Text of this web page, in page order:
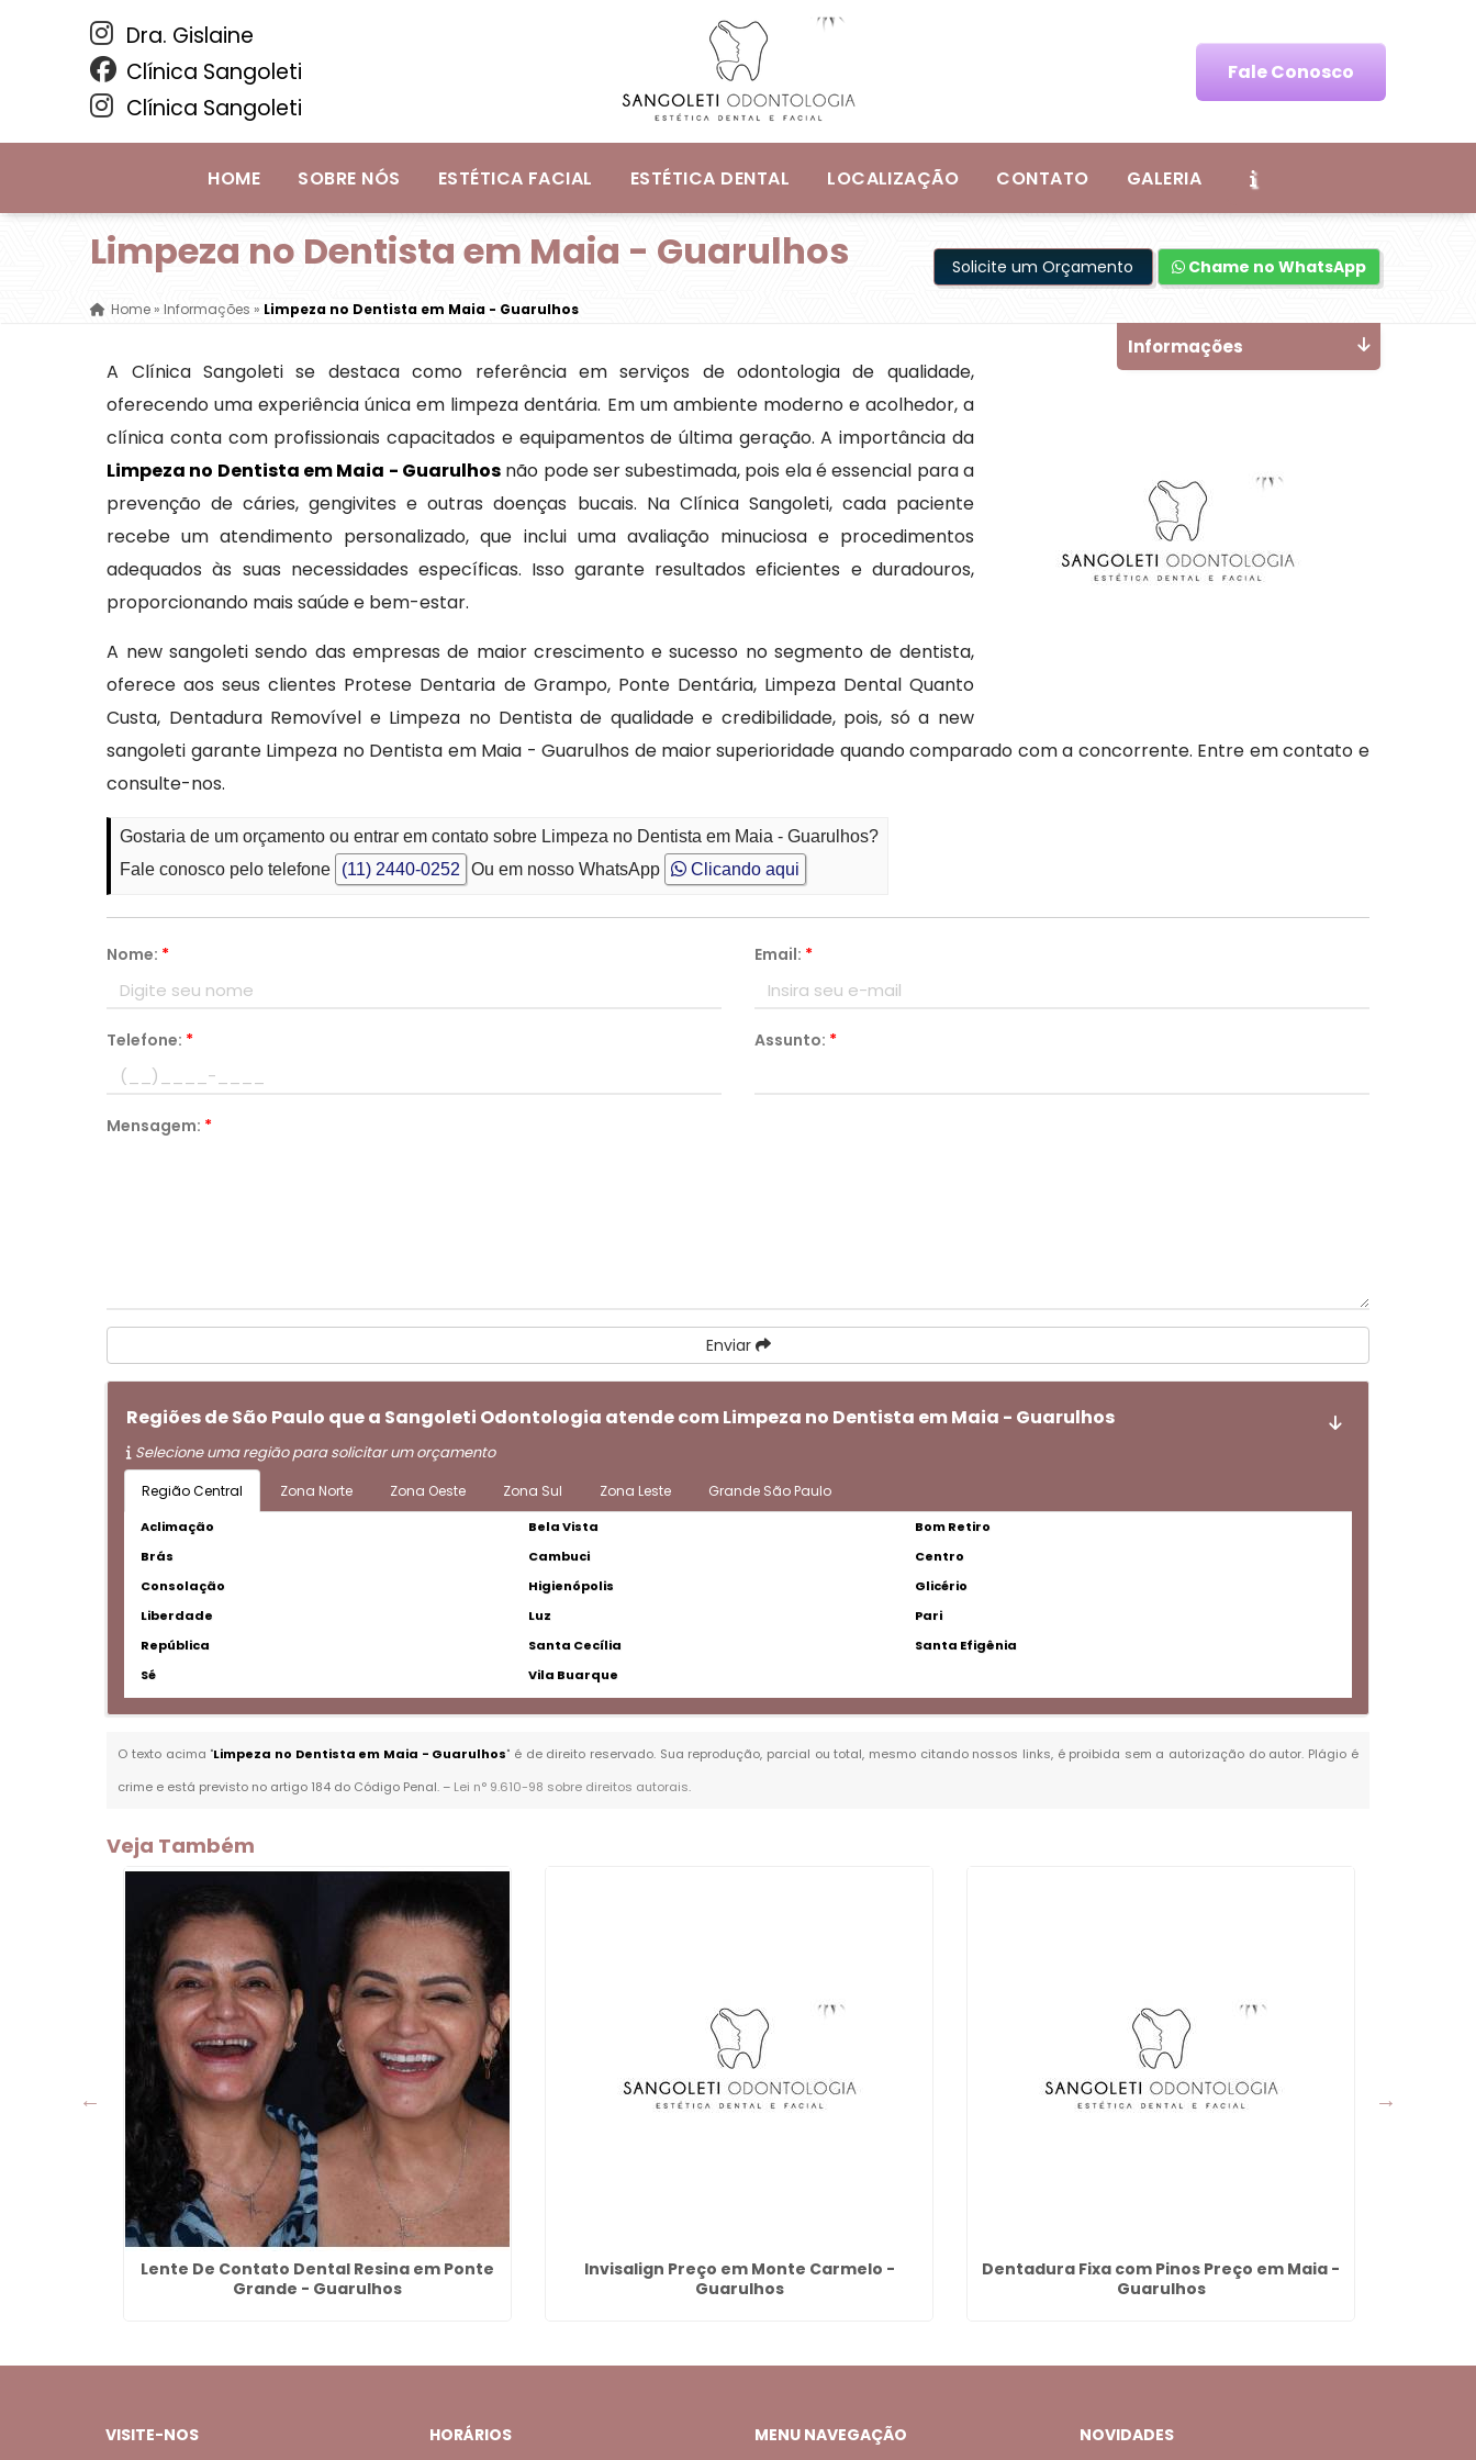
Dra. Gislaine
Clínica Sangoleti
Clínica Sangoleti
Fale Conosco
HOME SOBRE NÓS ESTÉTICA FACIAL ESTÉTICA DENTAL LOCALIZAÇÃO CONTATO GALERIA
Limpeza no Dentista em Maia - Guarulhos
Home»Informações » Limpeza no Dentista em Maia - Guarulhos
Solicite um Orçamento Chame no WhatsApp
A Clínica Sangoleti se destaca como referência em serviços de odontologia de qualidade,
oferecendo uma experiência única em limpeza dentária. Em um ambiente moderno e acolhedor, a
clínica conta com profissionais capacitados e equipamentos de última geração. A importância da
Limpeza no Dentista em Maia - Guarulhosnão pode ser subestimada, pois ela é essencial para a
prevenção de cáries, gengivites e outras doenças bucais. Na Clínica Sangoleti, cada paciente
recebe um atendimento personalizado, que inclui uma avaliação minuciosa e procedimentos
adequados às suas necessidades específicas. Isso garante resultados eficientes e duradouros,
proporcionando mais saúde e bem-estar.
A new sangoleti sendo das empresas de maior crescimento e sucesso no segmento de dentista,
oferece aos seus clientes Protese Dentaria de Grampo, Ponte Dentária, Limpeza Dental Quanto
Custa, Dentadura Removível e Limpeza no Dentista de qualidade e credibilidade, pois, só a new
sangoleti garante Limpeza no Dentista em Maia - Guarulhos de maior superioridade quando comparado com a concorrente. Entre em contato e
consulte-nos.
Gostaria de um orçamento ou entrar em contato sobre Limpeza no Dentista em Maia - Guarulhos?
Fale conosco pelo telefone
(11) 2440-0252 Ou em nosso WhatsApp Clicando aqui
Nome: * Email: *
Telefone: * Assunto: *
Mensagem: *
Enviar
Regiões de São Paulo que a Sangoleti Odontologia atende com Limpeza no Dentista em Maia - Guarulhos
Selecione uma região para solicitar um orçamento
Região Central Zona Norte Zona Oeste Zona Sul Zona Leste Grande São Paulo
Aclimação Bela Vista
Bom Retiro
Brás
Cambuci
Centro
Consolação
Higienópolis
Glicério
Liberdade
Luz
Pari
República
Santa Cecília
Santa Efigênia
Sé
Vila Buarque
O texto acima "Limpeza no Dentista em Maia - Guarulhos" é de direito reservado. Sua reprodução, parcial ou total, mesmo citando nossos links, é proibida sem a autorização do autor. Plágio é
crime e está previsto no artigo 184 do Código Penal. – Lei n° 9.610-98 sobre direitos autorais.
Informações
Veja Também
Lente De Contato Dental Resina em Ponte
Grande - Guarulhos
Invisalign Preço em Monte Carmelo -
Guarulhos
Dentadura Fixa com Pinos Preço em Maia -
Guarulhos
VISITE-NOS HORÁRIOS MENU NAVEGAÇÃO NOVIDADES